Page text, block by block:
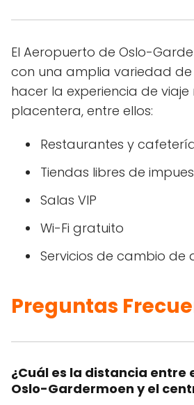
El Aeropuerto de Oslo-
con una amplia variedad de
hacer la experiencia de
placentera, entre ellos:
Restaurantes y
Tiendas libres de
Salas VIP
Wi-Fi gratuito
Servicios de cambio de
Preguntas
¿Cuál es la distancia entre
Oslo-Gardermoen y el